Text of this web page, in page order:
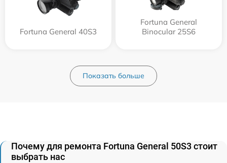
Fortuna General 40S3
Fortuna General
Binocular 25S6
Показать больше
Почему для ремонта Fortuna General 50S3 стоит
выбрать нас